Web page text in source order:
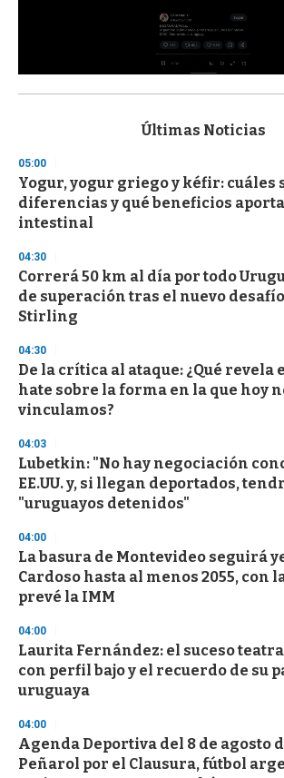
s
d
s
o
f
3
s
e
c
o
n
Últimas Noticias
05:00
Yogur, yogur griego y kéfir: cuáles
diferencias y qué beneficios
intestinal
04:30
Correrá 50 km al día por todo
de superación tras el nuevo
Stirling
04:30
De la crítica al ataque: ¿Qué revela
hate sobre la forma en la que hoy
vinculamos?
04:03
Lubetkin: "No hay negociación
EE.UU. y, si llegan deportados,
"uruguayos detenidos"
04:00
La basura de Montevideo seguirá
Cardoso hasta al menos 2055, con
prevé la IMM
04:00
Laurita Fernández: el suceso
con perfil bajo y el recuerdo de su
uruguaya
04:00
Agenda Deportiva del 8 de agosto
Peñarol por el Clausura, fútbol